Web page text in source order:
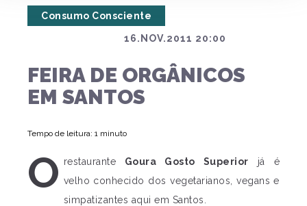
Publicar no X
16.NOV.2011 20:00
Consumo Consciente
FEIRA DE ORGÂNICOS
EM SANTOS
Tempo de leitura: 1 minuto
O restaurante Goura Gosto Superior já é
velho conhecido dos vegetarianos, vegans e
simpatizantes aqui em Santos.